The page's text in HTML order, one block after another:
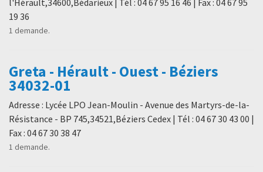
l'Hérault,34600,Bédarieux | Tél : 04 67 95 16 46 | Fax : 04 67 95
19 36
1 demande.
Greta - Hérault - Ouest - Béziers
34032-01
Adresse : Lycée LPO Jean-Moulin - Avenue des Martyrs-de-la-
Résistance - BP 745,34521,Béziers Cedex | Tél : 04 67 30 43 00 |
Fax : 04 67 30 38 47
1 demande.